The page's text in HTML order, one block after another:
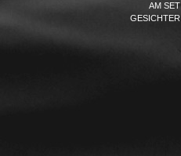
AM SET
GESICHTER